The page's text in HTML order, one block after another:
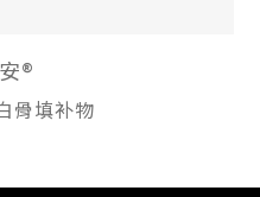
®
骨填补物